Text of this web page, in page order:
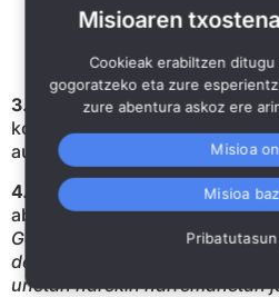
3. Sartu posta elektronikoan
kodea aplikazioak eskatzen
aukeratu zure taldea.
4. Egon Hasierako Lekuan:
abenturaren arabera izango da.
Gogoratu: zure Game Master-
dena urrutitik gainbegiratzen
unetan harekin harremanetan
Misioaren
Cookieak erabiltzen
gogoratzeko eta zure
zure abentura askoz ere
Misioa
Misioa